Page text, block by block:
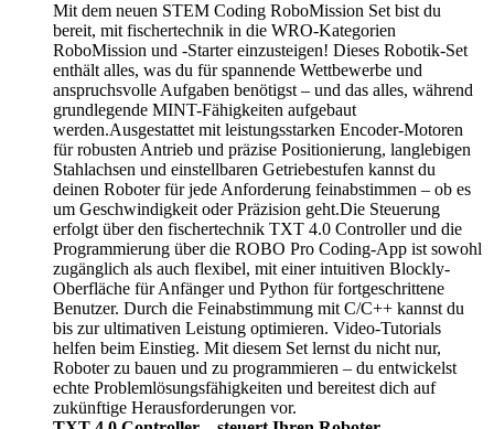
Mit dem neuen STEM Coding RoboMission Set bist du
bereit, mit fischertechnik in die WRO-Kategorien
RoboMission und -Starter einzusteigen! Dieses Robotik-Set
enthält alles, was du für spannende Wettbewerbe und
anspruchsvolle Aufgaben benötigst – und das alles, während
grundlegende MINT-Fähigkeiten aufgebaut
werden.Ausgestattet mit leistungsstarken Encoder-Motoren
für robusten Antrieb und präzise Positionierung, langlebigen
Stahlachsen und einstellbaren Getriebestufen kannst du
deinen Roboter für jede Anforderung feinabstimmen – ob es
um Geschwindigkeit oder Präzision geht.Die Steuerung
erfolgt über den fischertechnik TXT 4.0 Controller und die
Programmierung über die ROBO Pro Coding-App ist sowohl
zugänglich als auch flexibel, mit einer intuitiven Blockly-
Oberfläche für Anfänger und Python für fortgeschrittene
Benutzer. Durch die Feinabstimmung mit C/C++ kannst du
bis zur ultimativen Leistung optimieren. Video-Tutorials
helfen beim Einstieg. Mit diesem Set lernst du nicht nur,
Roboter zu bauen und zu programmieren – du entwickelst
echte Problemlösungsfähigkeiten und bereitest dich auf
zukünftige Herausforderungen vor.